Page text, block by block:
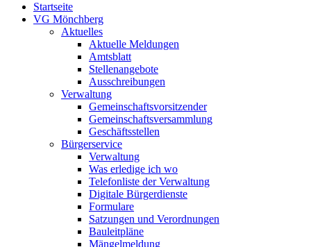
Startseite
VG Mönchberg
Aktuelles
Aktuelle Meldungen
Amtsblatt
Stellenangebote
Ausschreibungen
Verwaltung
Gemeinschaftsvorsitzender
Gemeinschaftsversammlung
Geschäftsstellen
Bürgerservice
Verwaltung
Was erledige ich wo
Telefonliste der Verwaltung
Digitale Bürgerdienste
Formulare
Satzungen und Verordnungen
Bauleitpläne
Mängelmeldung